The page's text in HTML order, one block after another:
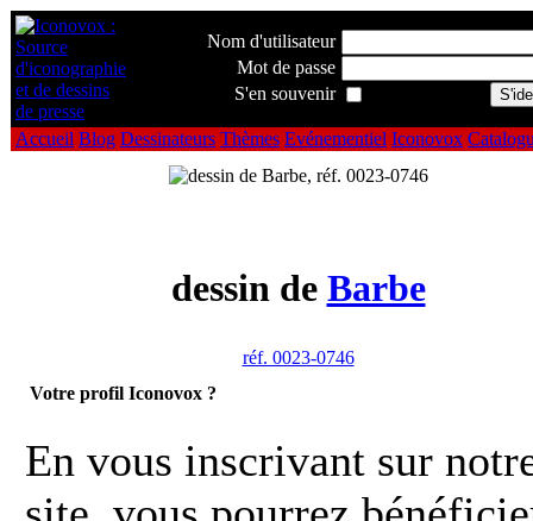
Nom d'utilisateur
Mot de passe
S'en souvenir
Accueil Blog Dessinateurs Thèmes Evénementiel Iconovox
dessin de Barbe
réf. 0023-0746
Votre profil Iconovox ?
En vous inscrivant sur